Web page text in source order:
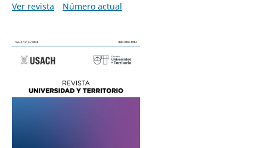
Ver revista
Número actual